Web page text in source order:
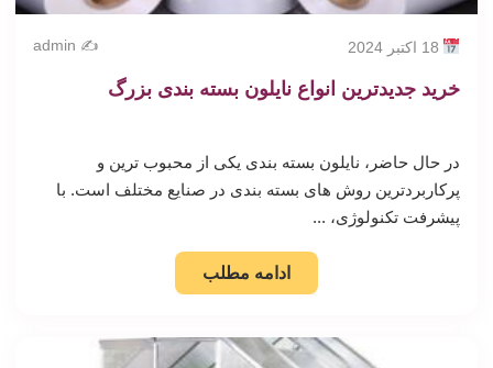
✍️ admin
خرید جدیدترین انواع نایلون بسته بندی بزرگ
در حال حاضر، نایلون بسته بندی یکی از محبوب ترین و
پرکاربردترین روش های بسته بندی در صنایع مختلف است. با
پیشرفت تکنولوژی، ...
ادامه مطلب